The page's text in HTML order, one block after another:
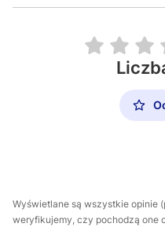
Wyświetlane są wszystkie opinie
weryfikujemy, czy pochodzą one